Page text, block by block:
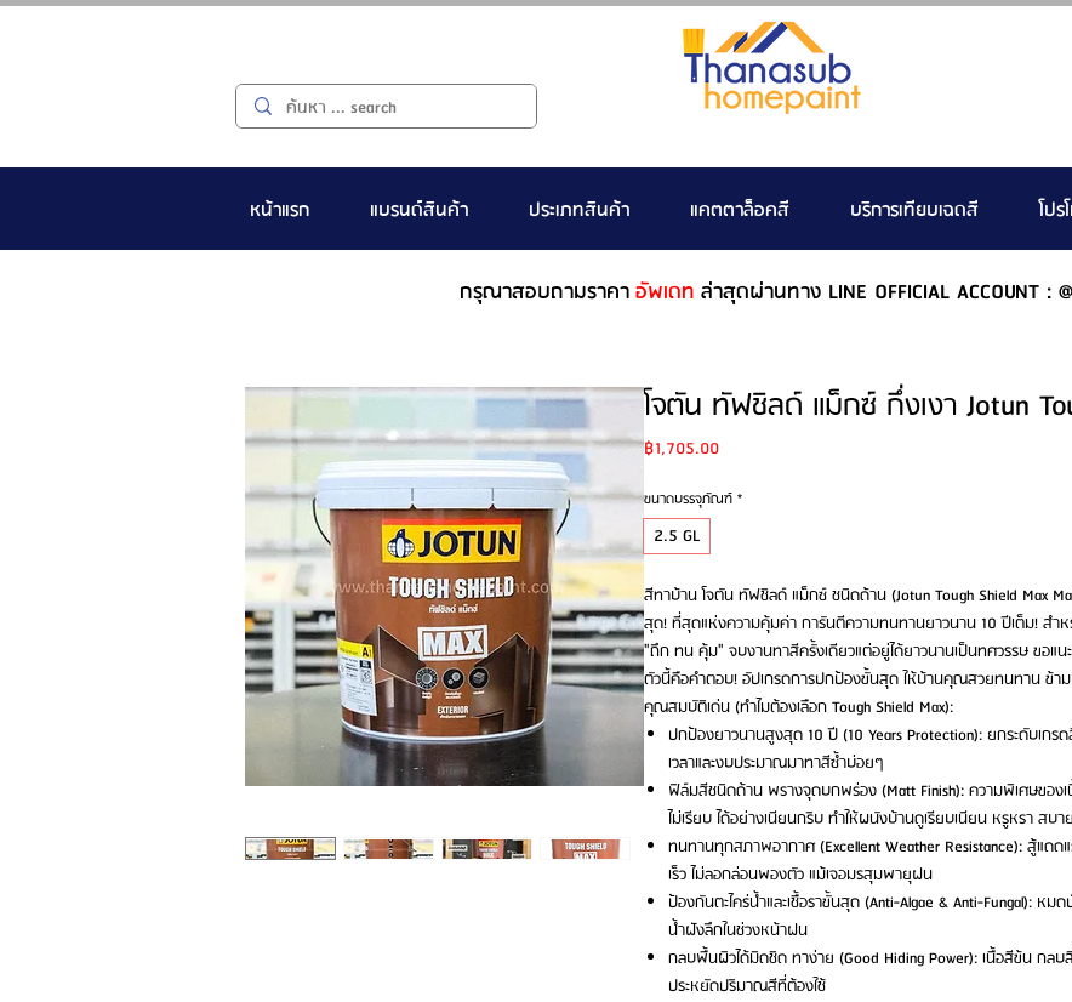
หน้าแรก แบรนด์สินค้า ประเภทสินค้า แคตตาล็อคสี บริการเทียบเฉดสี โป
กรุณาสอบถามราคาอัพเดท ล่าสุดผ่านทาง LINE OFFICIAL ACCOUNT :
โจตัน ทัฟชิลด์ แม็กซ์ กึ่งเงา Jotun
฿1,705.00Price
ขนาดบรรจุภัณฑ์ *
2.5 GL
สีทาบ้าน โจตัน ทัฟชิลด์ แม็กซ์ ชนิดด้าน (Jotun Tough Shield Max
สุด! ที่สุดแห่งความคุ้มค่า การันตีความทนทานยาวนาน 10 ปีเต็ม! สำ
"ถึก ทน คุ้ม" จบงานทาสีครั้งเดียวแต่อยู่ได้ยาวนานเป็นทศวรรษ ขอแน
ตัวนี้คือคำตอบ! อัปเกรดการปกป้องขั้นสุด ให้บ้านคุณสวยทนทาน ข้า
คุณสมบัติเด่น (ทำไมต้องเลือก Tough Shield Max):
ปกป้องยาวนานสูงสุด 10 ปี (10 Years Protection): ยกระดับเกร
เวลาและงบประมาณมาทาสีซ้ำบ่อยๆ
ฟิล์มสีชนิดด้าน พรางจุดบกพร่อง (Matt Finish): ความพิเศษขอ
ไม่เรียบ ได้อย่างเนียนกริบ ทำให้ผนังบ้านดูเรียบเนียน หรูหรา สบ
ทนทานทุกสภาพอากาศ (Excellent Weather Resistance): สู้แด
เร็ว ไม่ลอกล่อนพองตัว แม้เจอมรสุมพายุฝน
ป้องกันตะไคร่น้ำและเชื้อราขั้นสุด (Anti-Algae & Anti-Fungal): ห
น้ำฝังลึกในช่วงหน้าฝน
กลบพื้นผิวได้มิดชิด ทาง่าย (Good Hiding Power): เนื้อสีข้น กล
ประหยัดปริมาณสีที่ต้องใช้